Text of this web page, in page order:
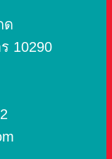
ด
10290